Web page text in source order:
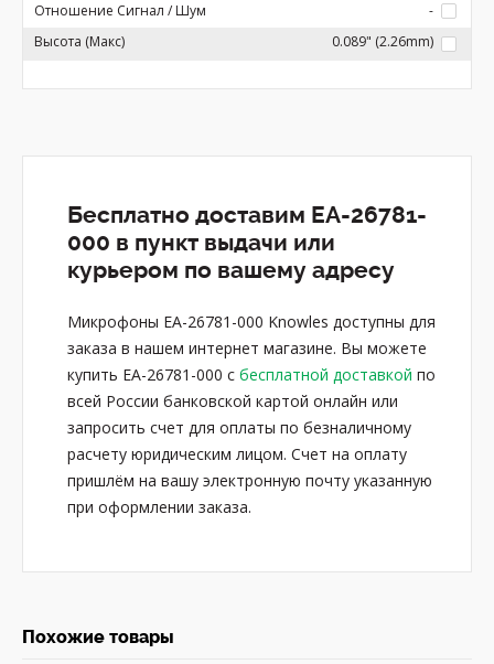
Отношение Сигнал / Шум
-
Высота (Макс)
0.089" (2.26mm)
Бесплатно доставим EA-26781-
000 в пункт выдачи или
курьером по вашему адресу
Микрофоны EA-26781-000 Knowles доступны для
заказа в нашем интернет магазине. Вы можете
купить EA-26781-000 с бесплатной доставкой по
всей России банковской картой онлайн или
запросить счет для оплаты по безналичному
расчету юридическим лицом. Счет на оплату
пришлём на вашу электронную почту указанную
при оформлении заказа.
Похожие товары